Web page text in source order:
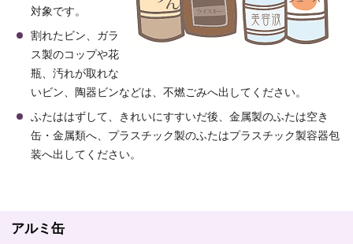
対象です。
割れたビン、ガラ
ス製のコップや花
瓶、汚れが取れな
いビン、陶器ビンなどは、不燃ごみへ出してください。
ふたははずして、きれいにすすいだ後、金属製のふたは空き
缶・金属類へ、プラスチック製のふたはプラスチック製容器包
装へ出してください。
アルミ缶